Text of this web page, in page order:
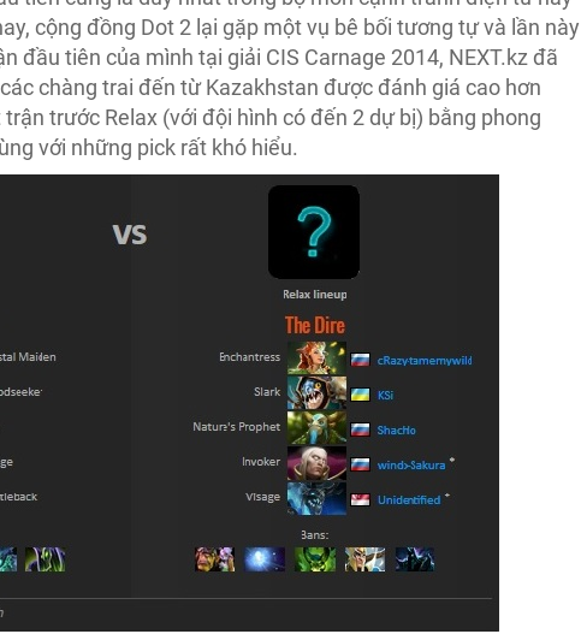
cộng đồng Dot 2 lại gặp một vụ bê bối tương tự và lần này
đầu tiên của mình tại giải CIS Carnage 2014, NEXT.kz đã
chàng trai đến từ Kazakhstan được đánh giá cao hơn
trước Relax (với đội hình có đến 2 dự bị) bằng phong
với những pick rất khó hiểu.